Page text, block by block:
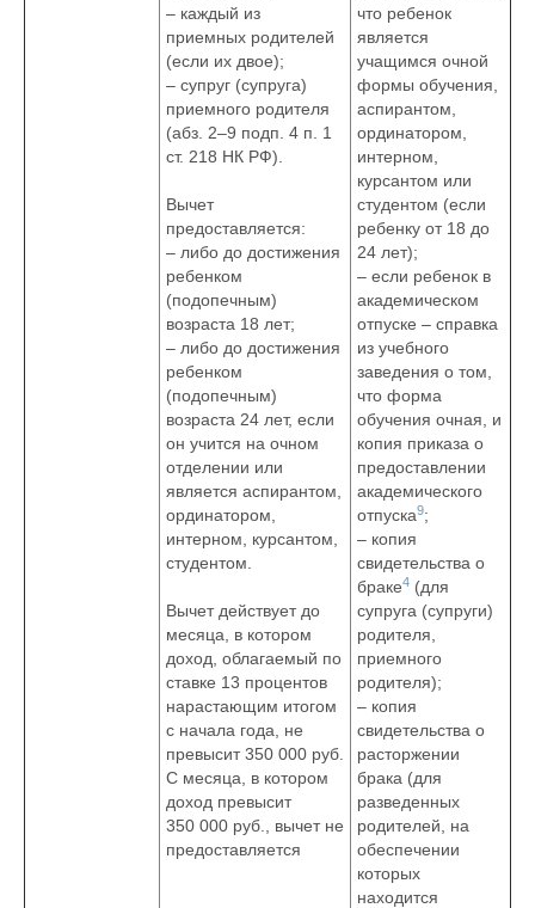
– каждый из
приемных родителей
(если их двое);
– супруг (супруга)
приемного родителя
(абз. 2–9 подп. 4 п. 1
ст. 218 НК РФ).
Вычет
предоставляется:
– либо до достижения
ребенком
(подопечным)
возраста 18 лет;
– либо до достижения
ребенком
(подопечным)
возраста 24 лет, если
он учится на очном
отделении или
является аспирантом,
ординатором,
интерном, курсантом,
студентом.
Вычет действует до
месяца, в котором
доход, облагаемый по
ставке 13 процентов
нарастающим итогом
с начала года, не
превысит 350 000 руб.
С месяца, в котором
доход превысит
350 000 руб., вычет не
предоставляется
что ребенок
является
учащимся очной
формы обучения,
аспирантом,
ординатором,
интерном,
курсантом или
студентом (если
ребенку от 18 до
24 лет);
– если ребенок в
академическом
отпуске – справка
из учебного
заведения о том,
что форма
обучения очная, и
копия приказа о
предоставлении
академического
отпуска9;
– копия
свидетельства о
браке4 (для
супруга (супруги)
родителя,
приемного
родителя);
– копия
свидетельства о
расторжении
брака (для
разведенных
родителей, на
обеспечении
которых
находится